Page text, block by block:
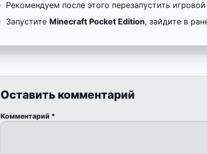
Рекомендуем после этого перезапустить игровой
Запустите Minecraft Pocket Edition, зайдите в
Оставить комментарий
Комментарий *